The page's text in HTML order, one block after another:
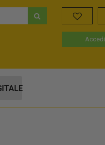
Accedi